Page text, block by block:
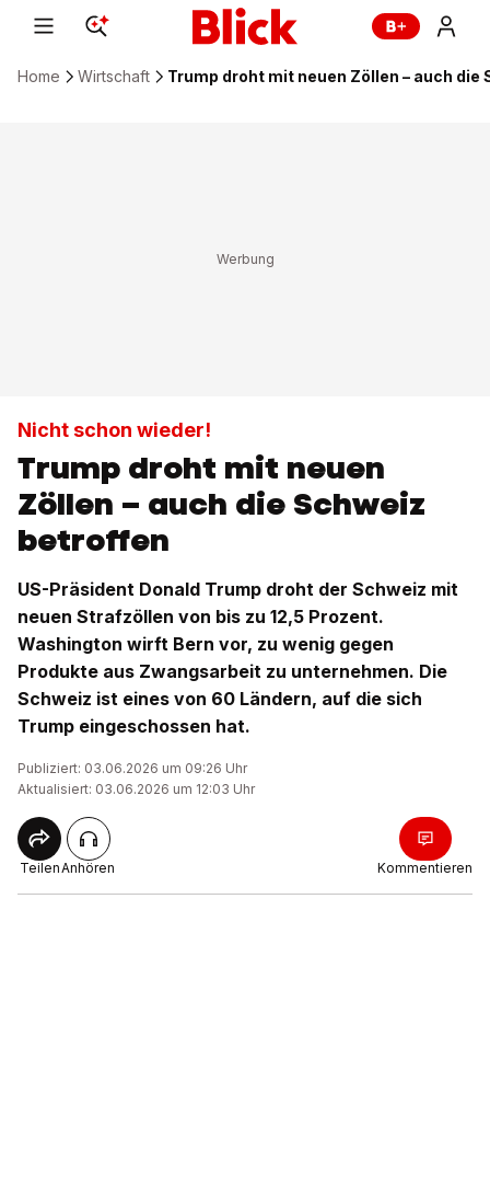
Home Wirtschaft Trump droht mit neuen Zöllen – auch die
Nicht schon wieder!
Trump droht mit neuen
Zöllen – auch die Schweiz
betroffen
US-Präsident Donald Trump droht der Schweiz mit
neuen Strafzöllen von bis zu 12,5 Prozent.
Washington wirft Bern vor, zu wenig gegen
Produkte aus Zwangsarbeit zu unternehmen. Die
Schweiz ist eines von 60 Ländern, auf die sich
Trump eingeschossen hat.
Publiziert: 03.06.2026 um 09:26 Uhr
Aktualisiert: 03.06.2026 um 12:03 Uhr
TeilenAnhören Kommentieren